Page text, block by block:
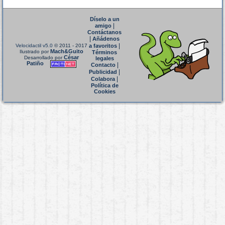
Velocidactil v5.0 © 2011 - 2017
Ilustrado porMach&Guito
Desarrollado porCésar
Patiño
Díselo a un
amigo|
Contáctanos
Añádenos
a favoritos
Términos
legales
Contacto|
Publicidad
Colabora|
Política de
Cookies